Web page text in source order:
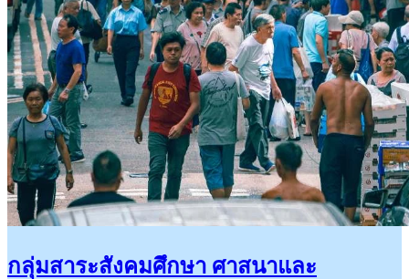
กลุ่มสาระสังคมศึกษา ศาสนาและ